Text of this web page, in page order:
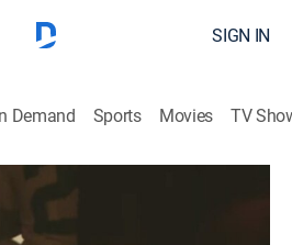
SIGN IN
Demand Sports Movies TV